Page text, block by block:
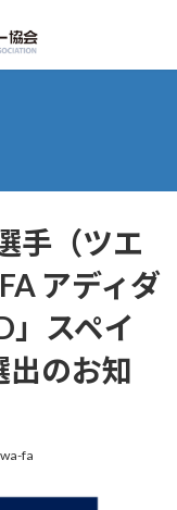
手（ツエ
アディダ
」スペイ
出のお知
fa